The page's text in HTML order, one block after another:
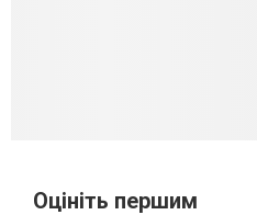
Оцініть першим